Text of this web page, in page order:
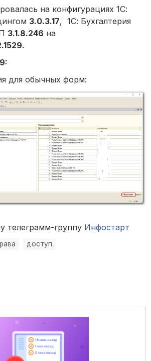
на конфигурациях 1С:
3.0.3.17, 1С: Бухгалтерия
3.1.8.246 на
для обычных форм:
телеграмм-группу Инфостарт
доступ